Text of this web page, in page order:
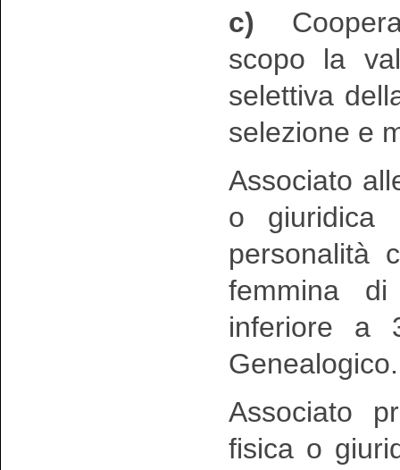
c)
scopo la
selettiva
selezione e
Associato
o giuridica
personalità
femmina
inferiore a
Genealogico.
Associato
fisica o